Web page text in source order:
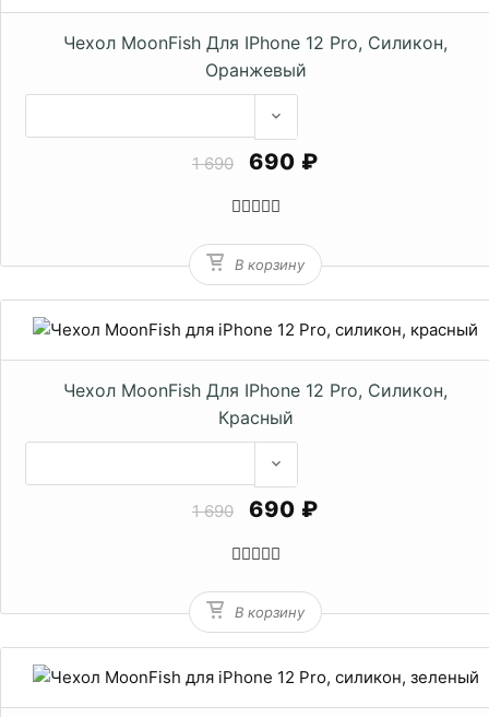
Чехол MoonFish Для IPhone 12 Pro, Силикон,
Оранжевый
1 690 690 ₽
В корзину
Чехол MoonFish Для IPhone 12 Pro, Силикон,
Красный
1 690 690 ₽
В корзину